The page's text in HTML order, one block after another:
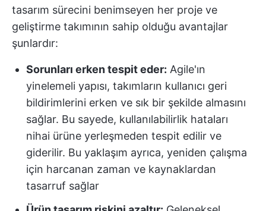
tasarım sürecini benimseyen her proje ve
geliştirme takımının sahip olduğu avantajlar
şunlardır:
Sorunları erken tespit eder: Agile'ın
yinelemeli yapısı, takımların kullanıcı geri
bildirimlerini erken ve sık bir şekilde almasını
sağlar. Bu sayede, kullanılabilirlik hataları
nihai ürüne yerleşmeden tespit edilir ve
giderilir. Bu yaklaşım ayrıca, yeniden çalışma
için harcanan zaman ve kaynaklardan
tasarruf sağlar